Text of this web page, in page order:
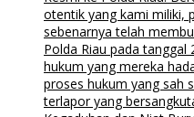
otentik yang kami miliki,
sebenarnya telah
Polda Riau pada tanggal
hukum yang mereka
proses hukum yang sah
terlapor yang